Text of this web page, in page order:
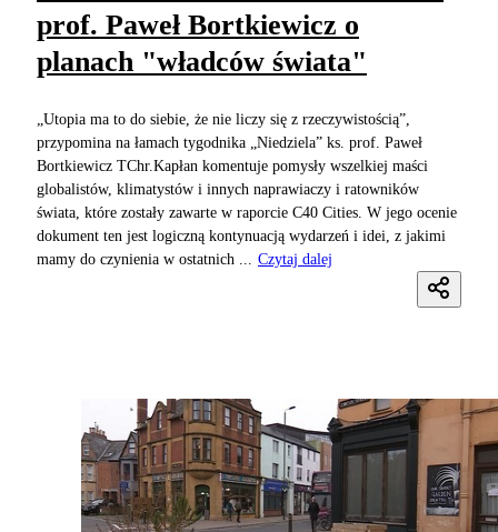
prof. Paweł Bortkiewicz o
planach "władców świata"
„Utopia ma to do siebie, że nie liczy się z rzeczywistością”,
przypomina na łamach tygodnika „Niedziela” ks. prof. Paweł
Bortkiewicz TChr.Kapłan komentuje pomysły wszelkiej maści
globalistów, klimatystów i innych naprawiaczy i ratowników
świata, które zostały zawarte w raporcie C40 Cities. W jego ocenie
dokument ten jest logiczną kontynuacją wydarzeń i idei, z jakimi
mamy do czynienia w ostatnich ... Czytaj dalej